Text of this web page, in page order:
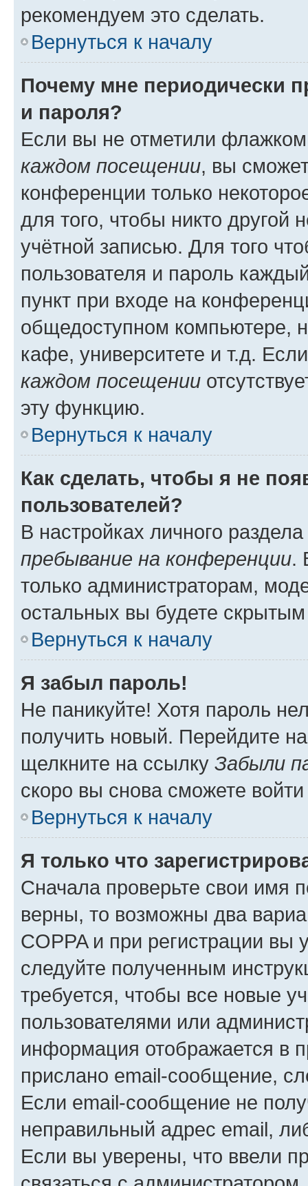
рекомендуем это сделать.
Вернуться к началу
Почему мне периодически
и пароля?
Если вы не отметили
каждом посещении, вы
конференции только
для того, чтобы никто другой
учётной записью. Для того
пользователя и пароль
пункт при входе на
общедоступном компьютере,
кафе, университете и т.д.
каждом посещении
эту функцию.
Вернуться к началу
Как сделать, чтобы я не
пользователей?
В настройках личного
пребывание на конференции.
только администраторам,
остальных вы будете
Вернуться к началу
Я забыл пароль!
Не паникуйте! Хотя пароль
получить новый. Перейдите
щелкните на ссылку Забыли
скоро вы снова сможете
Вернуться к началу
Я только что
Сначала проверьте свои имя
верны, то возможны два
COPPA и при регистрации вы
следуйте полученным
требуется, чтобы все новые
пользователями или
информация отображается в
прислано email-сообщение,
Если email-сообщение не
неправильный адрес email,
Если вы уверены, что ввели